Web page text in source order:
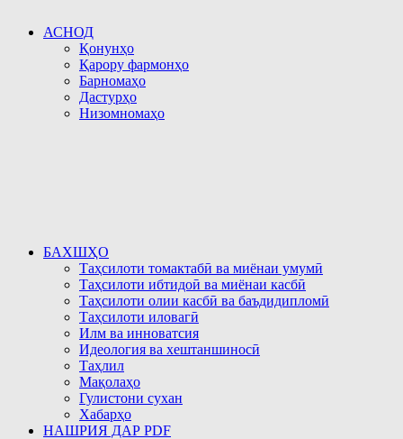
АСНОД
Қонунҳо
Қарору фармонҳо
Барномаҳо
Дастурҳо
Низомномаҳо
БАХШҲО
Таҳсилоти томактабӣ ва миёнаи умумӣ
Таҳсилоти ибтидоӣ ва миёнаи касбӣ
Таҳсилоти олии касбӣ ва баъдидипломӣ
Таҳсилоти иловагӣ
Илм ва инноватсия
Идеология ва хештаншиносӣ
Таҳлил
Мақолаҳо
Гулистони сухан
Хабарҳо
НАШРИЯ ДАР PDF